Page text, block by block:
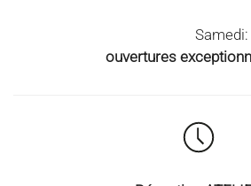
Samedi:
ouvertures